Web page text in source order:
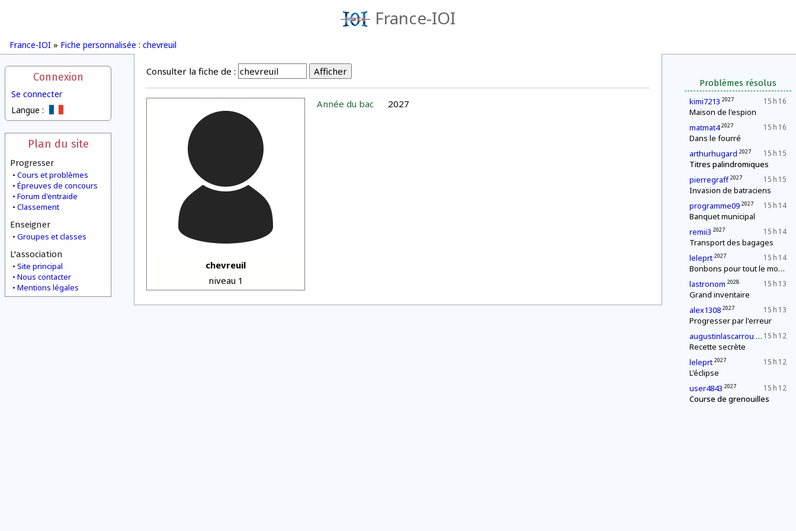
France-IOI
France-IOI » Fiche personnalisée : chevreuil
Connexion
Se connecter
Langue :
Plan du site
Progresser
Cours et problèmes
Épreuves de concours
Forum d'entraide
Classement
Enseigner
Groupes et classes
L'association
Site principal
Nous contacter
Mentions légales
Problèmes résolus
15 h 16
kimi7213 2027
Maison de l'espion
15 h 16
matmat4 2027
Dans le fourré
15 h 15
arthurhugard 2027
Titres palindromiques
15 h 15
pierregraff 2027
Invasion de batraciens
15 h 14
programme09 2027
Banquet municipal
15 h 14
remii3 2027
Transport des bagages
15 h 14
leleprt 2027
Bonbons pour tout le monde !
15 h 13
lastronom 2028
Grand inventaire
15 h 13
alex1308 2027
Progresser par l'erreur
15 h 12
augustinlascarrou 2027
Recette secrète
15 h 12
leleprt 2027
L'éclipse
15 h 12
user4843 2027
Course de grenouilles
Consulter la fiche de :
chevreuil
niveau 1
Année du bac 2027